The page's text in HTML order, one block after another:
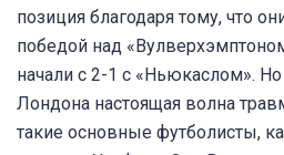
позиция благодаря тому, что
победой над
начали с 2-1 с «Ньюкаслом». Но
Лондона настоящая волна
такие основные футболисты,